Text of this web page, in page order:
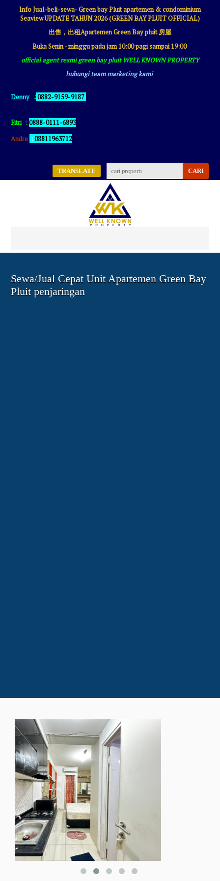
Info Jual-beli-sewa- Green bay Pluit apartemen & condominium
Seaview UPDATE TAHUN 2026 (GREEN BAY PLUIT OFFICIAL)
出售，出租Apartemen Green Bay pluit 房屋
Buka Senin - minggu pada jam 10:00 pagi sampai 19:00
official agent resmi green bay pluit WELL KNOWN PROPERTY
hubungi team marketing kami
Denny :0882-9159-9187
Fitri :0888-0111-6893
Andre :08811963712
TRANSLATE
Sewa/Jual Cepat Unit Apartemen Green Bay
Pluit penjaringan